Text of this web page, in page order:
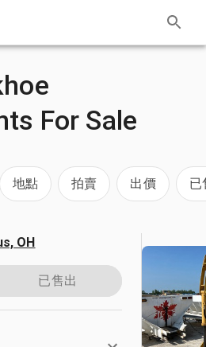
For Sale
地點 拍賣 出價 已
OH
已售出